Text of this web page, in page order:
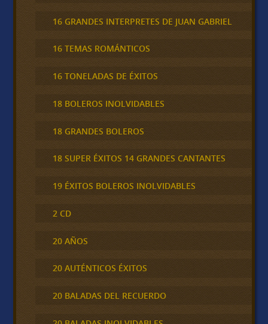
16 GRANDES INTERPRETES DE JUAN GABRIEL
16 TEMAS ROMÁNTICOS
16 TONELADAS DE ÉXITOS
18 BOLEROS INOLVIDABLES
18 GRANDES BOLEROS
18 SUPER ÉXITOS 14 GRANDES CANTANTES
19 ÉXITOS BOLEROS INOLVIDABLES
2 CD
20 AÑOS
20 AUTÉNTICOS ÉXITOS
20 BALADAS DEL RECUERDO